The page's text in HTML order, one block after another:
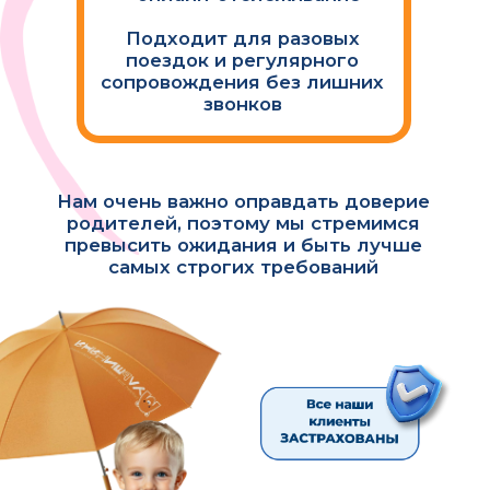
Следить за личным
счетом, контролировать
Видеть перемещение
ребенка с автоняней в
режиме онлайн
Самостоятельно создавать заказы
и планировать расписание на
месяц вперед
СКАЧИВАЙТЕ ПРИЛОЖЕНИЕ